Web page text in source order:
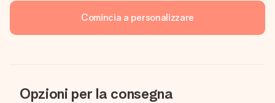
Comincia a personalizzare
Opzioni per la consegna